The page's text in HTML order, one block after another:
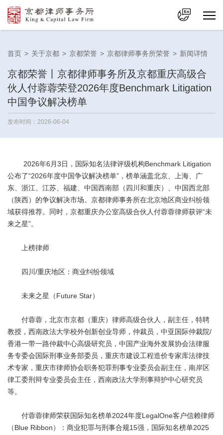
首页 > 关于京都 > 京都荣誉 > 京都律师事务所荣誉 > 新闻详情
京都荣誉丨京都律师事务所及京都重庆高级合
伙人付蓉蓉荣登2026年度Benchmark Litigation
中国争议解决榜单
发布时间：2026-06-04
2026年6月3日，国际知名法律评级机构Benchmark Litigation
公布了“2026年度中国争议解决榜单”，榜单涵盖北京、上海、广
东、浙江、江苏、福建、中国西南部（四川和重庆）、中国西北部
（陕西）的争议解决市场。京都律师事务所在北京地区商业纠纷领
域获得推荐。同时，京都重庆办公室高级合伙人付蓉蓉律师获评“未
来之星”。
上榜律师
四川/重庆地区：商业纠纷领域
未来之星（Future Star）
付蓉蓉，北京市京都（重庆）律师高级合伙人，副主任，特聘
教授，西南政法大学校外创新创业导师，仲裁员，中亚国际仲裁院/
香港一带一路仲裁中心高级研究员，中国产业海外发展协会法律服
务专委会国际刑事业务部委员，重庆市建设工程造价专家库法律技
术专家，重庆市律师协会职务犯罪刑事专业委员会副主任，南岸区
律工委刑辩专业委员会主任，西南政法大学刑事辩护中心研究员
等。
付蓉蓉律师荣获国际知名榜单2024年度LegalOne客户信赖律师
（Blue Ribbon）：商业犯罪与刑事合规15强，国际知名榜单2025